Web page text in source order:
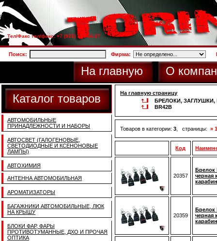
Тел/Факс тел/факс: +7 (925) 733-66-27
Поиск: Фирма:
На главную О
Каталог товаров
АВТОМОБИЛЬНЫЕ
ПРИНАДЛЕЖНОСТИ И НАБОРЫ
АВТОСВЕТ (ГАЛОГЕНОВЫЕ,
СВЕТОДИОДНЫЕ И КСЕНОНОВЫЕ
ЛАМПЫ)
АВТОХИМИЯ
АНТЕННА АВТОМОБИЛЬНАЯ
АРОМАТИЗАТОРЫ
БАГАЖНИКИ АВТОМОБИЛЬНЫЕ, ЛЮК
НА КРЫШУ
БЛОКИ ФАР, ФАРЫ
ПРОТИВОТУМАННЫЕ, ДХО И ПРОЧАЯ
ОПТИКА
На главную страницу
БРЕЛОКИ,
BR42B
Товаров в категории: 3 , страницы: »
Код
20357
Брелок
черная
20359
Брелок
черная